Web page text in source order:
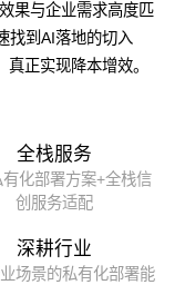
果与企业需求高度匹
找到AI落地的切入
正实现降本增效。
全栈服务
化部署方案+全栈信
创服务适配
深耕行业
场景的私有化部署能